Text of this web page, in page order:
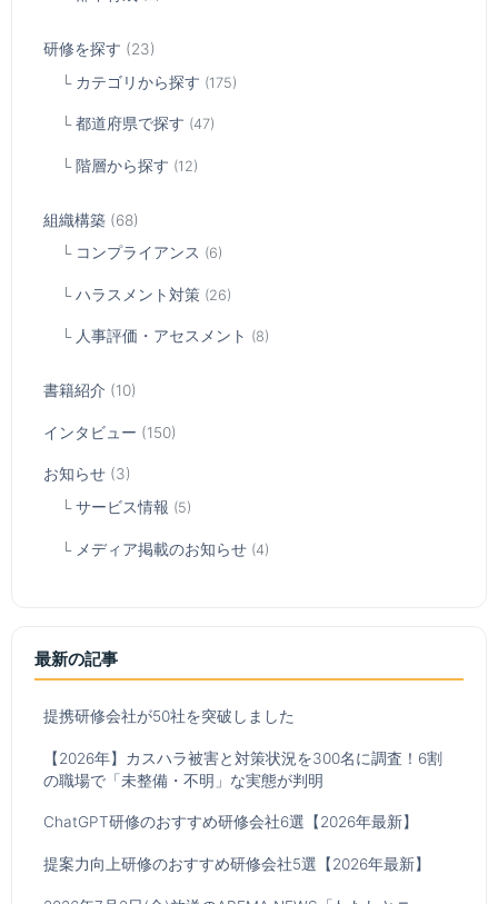
研修を探す (23)
カテゴリから探す (175)
都道府県で探す (47)
階層から探す (12)
組織構築 (68)
コンプライアンス (6)
ハラスメント対策 (26)
人事評価・アセスメント (8)
書籍紹介 (10)
インタビュー (150)
お知らせ (3)
サービス情報 (5)
メディア掲載のお知らせ (4)
最新の記事
提携研修会社が50社を突破しました
【2026年】カスハラ被害と対策状況を300名に調査！6割
の職場で「未整備・不明」な実態が判明
ChatGPT研修のおすすめ研修会社6選【2026年最新】
提案力向上研修のおすすめ研修会社5選【2026年最新】